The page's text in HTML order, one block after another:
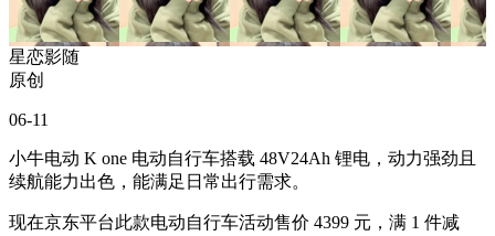
星恋影随
原创
06-11
小牛电动 K one 电动自行车搭载 48V24Ah 锂电，动力强劲且
续航能力出色，能满足日常出行需求。
现在京东平台此款电动自行车活动售价 4399 元，满 1 件减